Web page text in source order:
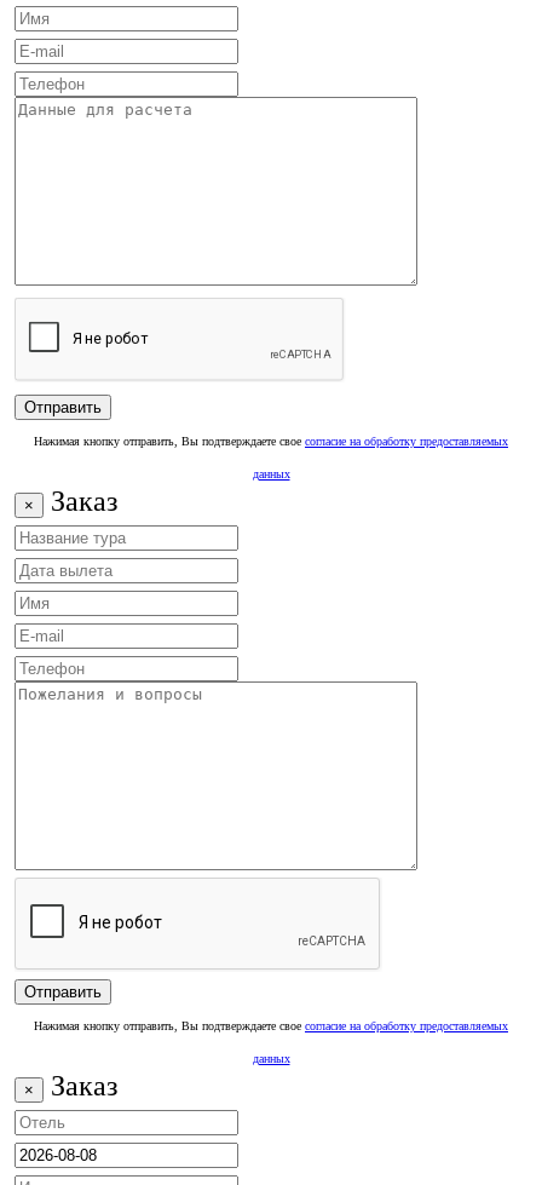
Нажимая кнопку отправить, Вы подтверждаете свое согласие на обработку предоставляемых
данных
× Заказ
Нажимая кнопку отправить, Вы подтверждаете свое согласие на обработку предоставляемых
данных
× Заказ